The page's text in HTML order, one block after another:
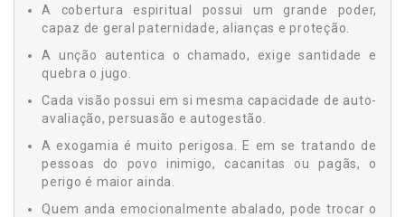
A cobertura espiritual possui um grande poder,
capaz de geral paternidade, alianças e proteção.
A unção autentica o chamado, exige santidade e
quebra o jugo.
Cada visão possui em si mesma capacidade de auto-
avaliação, persuasão e autogestão.
A exogamia é muito perigosa. E em se tratando de
pessoas do povo inimigo, cacanitas ou pagãs, o
perigo é maior ainda.
Quem anda emocionalmente abalado, pode trocar o